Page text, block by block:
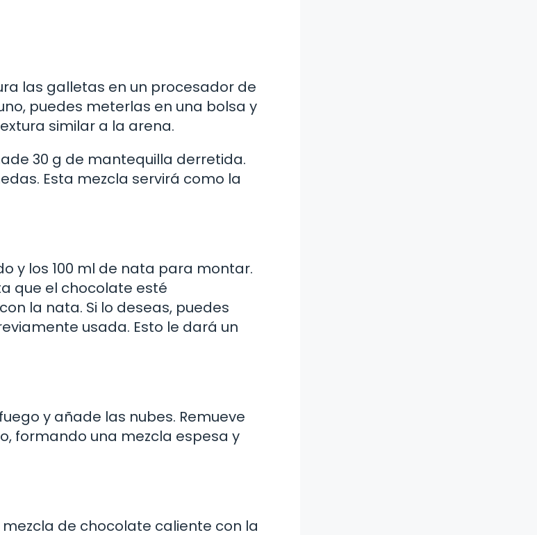
las galletas en un procesador de
puedes meterlas en una bolsa y
similar a la arena.
30 g de mantequilla derretida.
Esta mezcla servirá como la
y los 100 ml de nata para montar.
que el chocolate esté
la nata. Si lo deseas, puedes
usada. Esto le dará un
y añade las nubes. Remueve
formando una mezcla espesa y
de chocolate caliente con la